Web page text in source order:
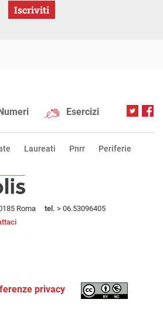
Iscriviti
Esercizi
Laureati Pnrr Periferie
Roma tel. > 06.53096405
privacy